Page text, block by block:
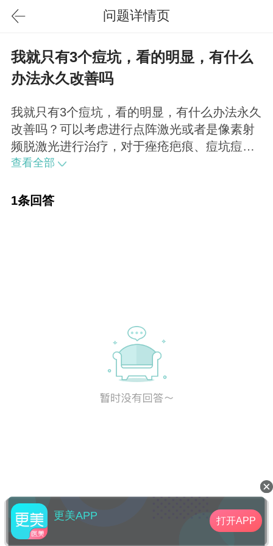
问题详情页
我就只有3个痘坑，看的明显，有什么
办法永久改善吗
我就只有3个痘坑，看的明显，有什么办法永久
改善吗？可以考虑进行点阵激光或者是像素射
频脱激光进行治疗，对于痤疮疤痕、痘坑痘印
还是比较显著的。
查看全部
1条回答
更美APP 打开APP